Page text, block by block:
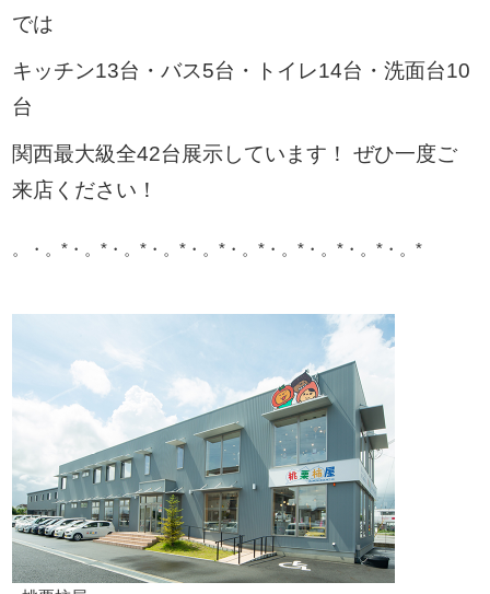
では
キッチン13台・バス5台・トイレ14台・洗面台10
台
関西最大級全42台展示しています！ ぜひ一度ご
来店ください！
。・。*・。*・。*・。*・。*・。*・。*・。*・。*・。*